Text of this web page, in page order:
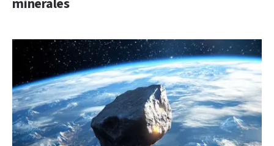
minerales